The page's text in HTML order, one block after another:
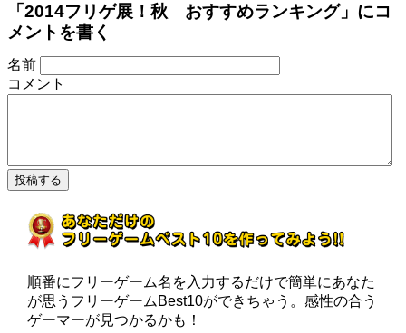
「2014フリゲ展！秋 おすすめランキング」にコ
メントを書く
名前
コメント
順番にフリーゲーム名を入力するだけで簡単にあなた
が思うフリーゲームBest10ができちゃう。感性の合う
ゲーマーが見つかるかも！